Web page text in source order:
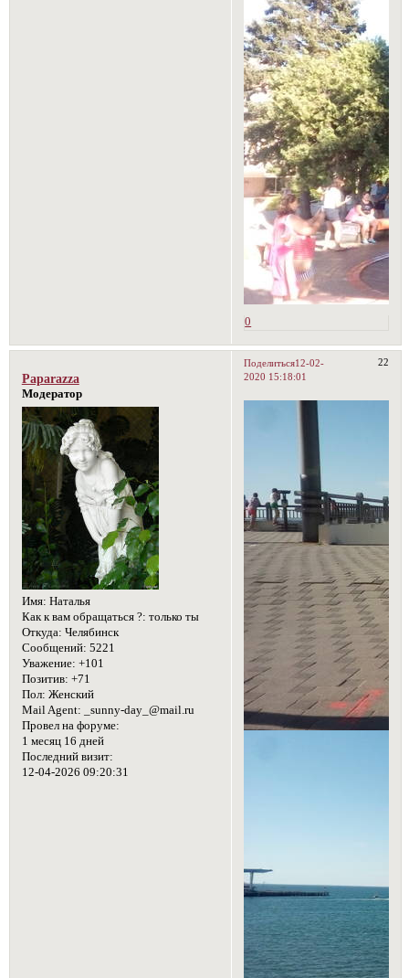
0
Поделиться 22
12-02-
2020 15:18:01
Paparazza
Модератор
Имя: Наталья
Как к вам обращаться ?: только ты
Откуда: Челябинск
Сообщений: 5221
Уважение: +101
Позитив: +71
Пол: Женский
Mail Agent: _sunny-day_@mail.ru
Провел на форуме:
1 месяц 16 дней
Последний визит:
12-04-2026 09:20:31